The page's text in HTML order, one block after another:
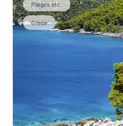
Plages etc.
Grèce